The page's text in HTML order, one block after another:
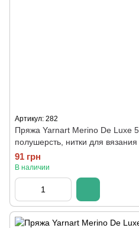
Артикул: 282
Пряжа Yarnart Merino De Luxe
полушерсть, нитки для
91 грн
В наличии